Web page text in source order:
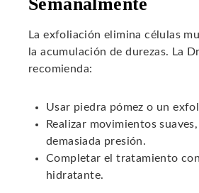
La exfoliación elimina células
la acumulación de durezas. La
recomienda:
Usar piedra pómez o un
Realizar movimientos
demasiada presión.
Completar el tratamiento
hidratante.